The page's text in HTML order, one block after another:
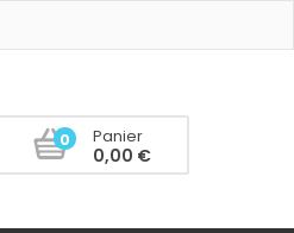
Panier
0
0,00 €